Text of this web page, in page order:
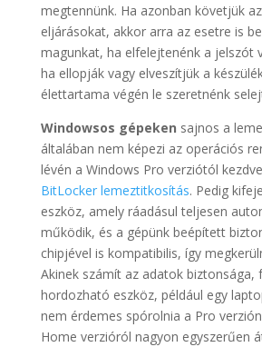
megtennünk. Ha azonban követjük
eljárásokat, akkor arra az esetre is
magunkat, ha elfelejtenénk a jelszót
ha ellopják vagy elveszítjük a
élettartama végén le szeretnénk
Windowsos gépeken sajnos a
általában nem képezi az operációs
lévén a Windows Pro verziótól
BitLocker lemeztitkosítás. Pedig
eszköz, amely ráadásul teljesen
működik, és a gépünk beépített
chipjével is kompatibilis, így
Akinek számít az adatok biztonsága,
hordozható eszköz, például egy
nem érdemes spórolnia a Pro
Home verzióról nagyon egyszerűen